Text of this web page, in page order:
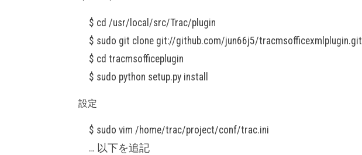
$ cd /usr/local/src/Trac/plugin
$ sudo git clone git://github.com/jun66j5/tracmsofficexmlplugin.git
$ cd tracmsofficeplugin
$ sudo python setup.py install
設定
$ sudo vim /home/trac/project/conf/trac.ini
… 以下を追記